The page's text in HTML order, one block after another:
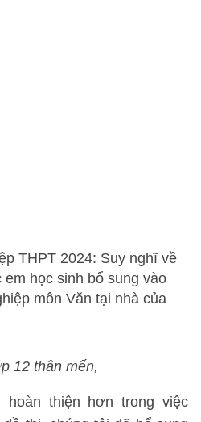
THPT 2024: Suy nghĩ về
học sinh bổ sung vào
môn Văn tại nhà của
12 thân mến,
thiện hơn trong việc